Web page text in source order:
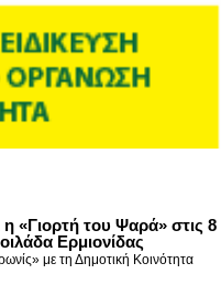
«Γιορτή του Ψαρά» στις 8
Ερμιονίδας
με τη Δημοτική Κοινότητα